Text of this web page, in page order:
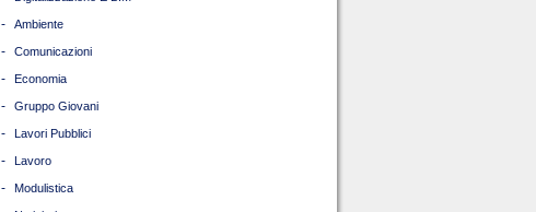
- Ambiente
- Comunicazioni
- Economia
- Gruppo Giovani
- Lavori Pubblici
- Lavoro
- Modulistica